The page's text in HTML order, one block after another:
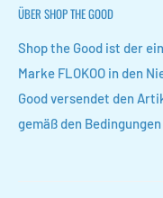
ÜBER SHOP THE GOOD
Shop the Good ist der
Marke FLOKOO in den
Good versendet den
gemäß den